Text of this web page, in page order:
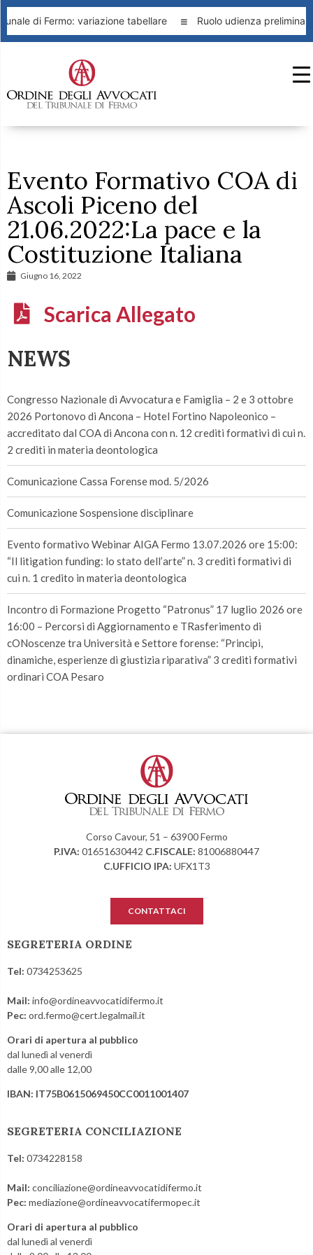
di Fermo: variazione tabellare Ruolo udienza
Evento Formativo COA di
Ascoli Piceno del
21.06.2022:La pace e la
Costituzione Italiana
Giugno 16, 2022
Scarica Allegato
NEWS
Congresso Nazionale di Avvocatura e Famiglia – 2 e 3 ottobre
2026 Portonovo di Ancona – Hotel Fortino Napoleonico –
accreditato dal COA di Ancona con n. 12 crediti formativi di cui n.
2 crediti in materia deontologica
Comunicazione Cassa Forense mod. 5/2026
Comunicazione Sospensione disciplinare
Evento formativo Webinar AIGA Fermo 13.07.2026 ore 15:00:
“Il litigation funding: lo stato dell’arte” n. 3 crediti formativi di
cui n. 1 credito in materia deontologica
Incontro di Formazione Progetto “Patronus” 17 luglio 2026 ore
16:00 – Percorsi di Aggiornamento e TRasferimento di
cONoscenze tra Università e Settore forense: “Principi,
dinamiche, esperienze di giustizia riparativa” 3 crediti formativi
ordinari COA Pesaro
Corso Cavour, 51 – 63900 Fermo
P.IVA: 01651630442 C.FISCALE: 81006880447
C.UFFICIO IPA: UFX1T3
CONTATTACI
SEGRETERIA ORDINE
Tel: 0734253625
Mail: info@ordineavvocatidifermo.it
Pec: ord.fermo@cert.legalmail.it
Orari di apertura al pubblico
dal lunedì al venerdì
dalle 9,00 alle 12,00
IBAN: IT75B0615069450CC0011001407
SEGRETERIA CONCILIAZIONE
Tel: 0734228158
Mail: conciliazione@ordineavvocatidifermo.it
Pec: mediazione@ordineavvocatifermopec.it
Orari di apertura al pubblico
dal lunedì al venerdì